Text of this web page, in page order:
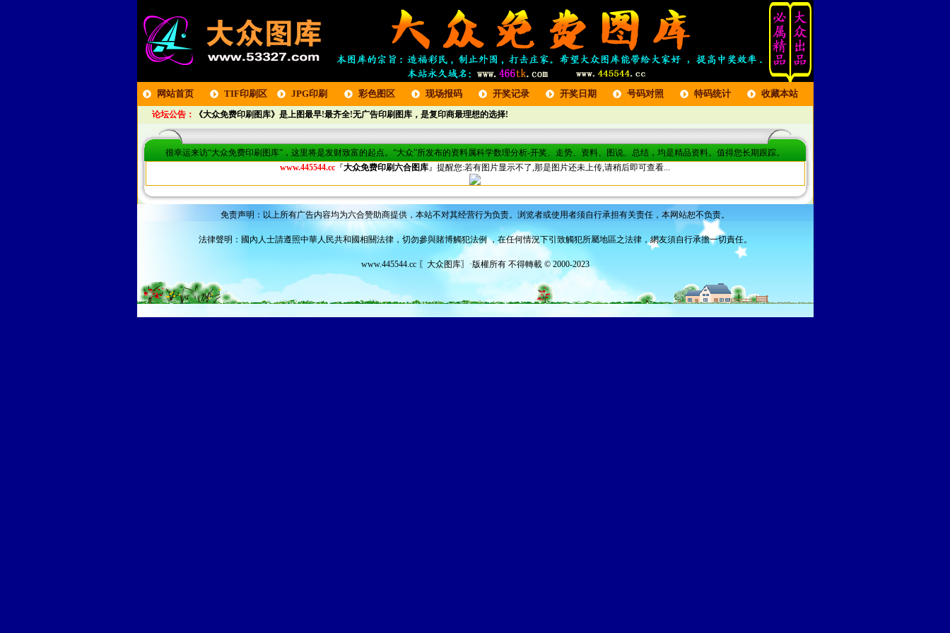
网站首页 TIF印刷区 JPG印刷
区
彩色图区 现场报码 开奖记录 开奖日期 号码对照 特码统计 收藏本站
论坛公告： 《大众免费印刷图库》是上图最早!最齐全!无广告印刷图库，是复印商最理想的选择!
很幸运来访“大众免费印刷图库”，这里将是发财致富的起点。“大众”所发布的资料属科学数理分析-开奖、走势、资料、图说、总结，均是精品资料。值得您长期跟踪。
www.445544.cc 『大众免费印刷六合图库』提醒您:若有图片显示不了,那是图片还未上传,请稍后即可查看...
免责声明：以上所有广告内容均为六合赞助商提供，本站不对其经营行为负责。浏览者或使用者须自行承担有关责任，本网站恕不负责。
法律聲明：國內人士請遵照中華人民共和國相關法律，切勿參與賭博觸犯法例 ，在任何情況下引致觸犯所屬地區之法律，網友須自行承擔一切責任。
www.445544.cc 〖大众图库〗·版權所有 不得轉載 © 2000-2023